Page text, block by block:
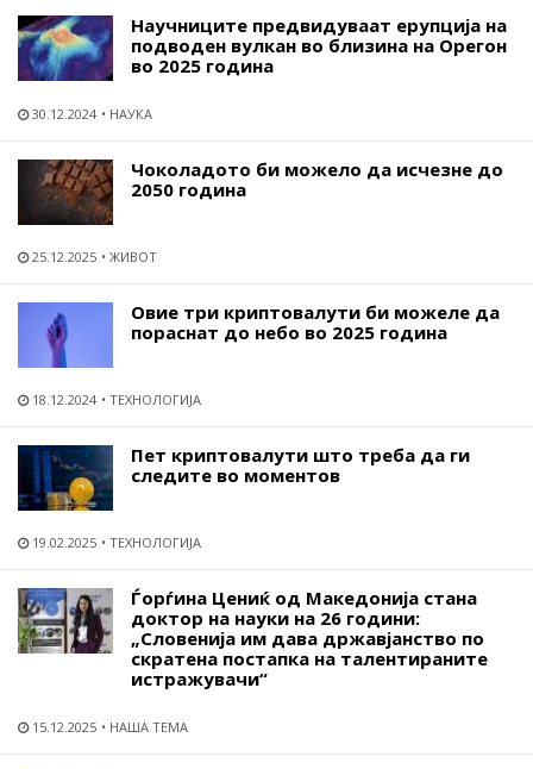
Научниците предвидуваат ерупција на
подводен вулкан во близина на Орегон
во 2025 година
30.12.2024 НАУКА
Чоколадото би можело да исчезне до
2050 година
25.12.2025 ЖИВОТ
Овие три криптовалути би можеле да
пораснат до небо во 2025 година
18.12.2024 ТЕХНОЛОГИЈА
Пет криптовалути што треба да ги
следите во моментов
19.02.2025 ТЕХНОЛОГИЈА
Ѓорѓина Цениќ од Македонија стана
доктор на науки на 26 години:
„Словенија им дава државјанство по
скратена постапка на талентираните
истражувачи“
15.12.2025 НАША ТЕМА